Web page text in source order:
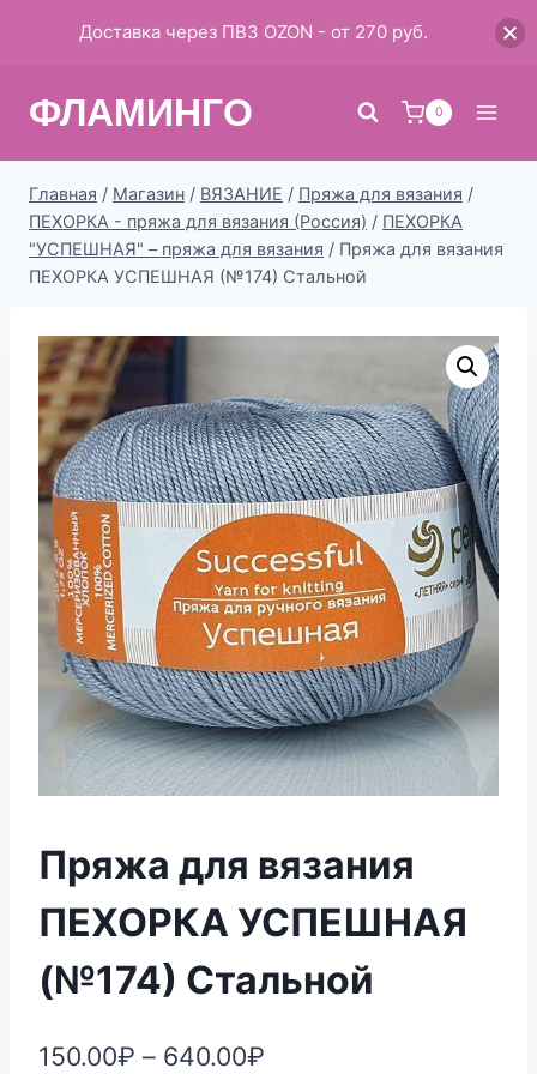
ФЛАМИНГО 0
Главная / Магазин / ВЯЗАНИЕ / Пряжа для вязания /
ПЕХОРКА - пряжа для вязания (Россия) / ПЕХОРКА
"УСПЕШНАЯ" – пряжа для вязания / Пряжа для вязания
ПЕХОРКА УСПЕШНАЯ (№174) Стальной
Пряжа для вязания
ПЕХОРКА УСПЕШНАЯ
(№174) Стальной
150.00₽ – 640.00₽
Доставка через ПВЗ OZON - от 270 руб.